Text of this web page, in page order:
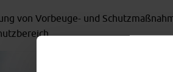
von Vorbeuge- und